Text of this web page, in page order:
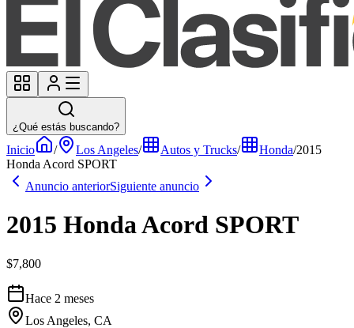
¿Qué estás buscando?
Inicio / Los Angeles/ Autos y Trucks/ Honda/2015
Honda Acord SPORT
Anuncio anteriorSiguiente anuncio
2015 Honda Acord SPORT
$7,800
Hace 2 meses
Los Angeles, CA